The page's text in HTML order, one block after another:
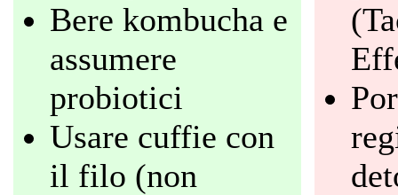
Bere kombucha e
assumere
probiotici
Usare cuffie con
il filo (non